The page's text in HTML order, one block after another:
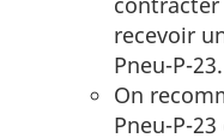
recevoir
Pneu-P-23.
On
Pneu-P-